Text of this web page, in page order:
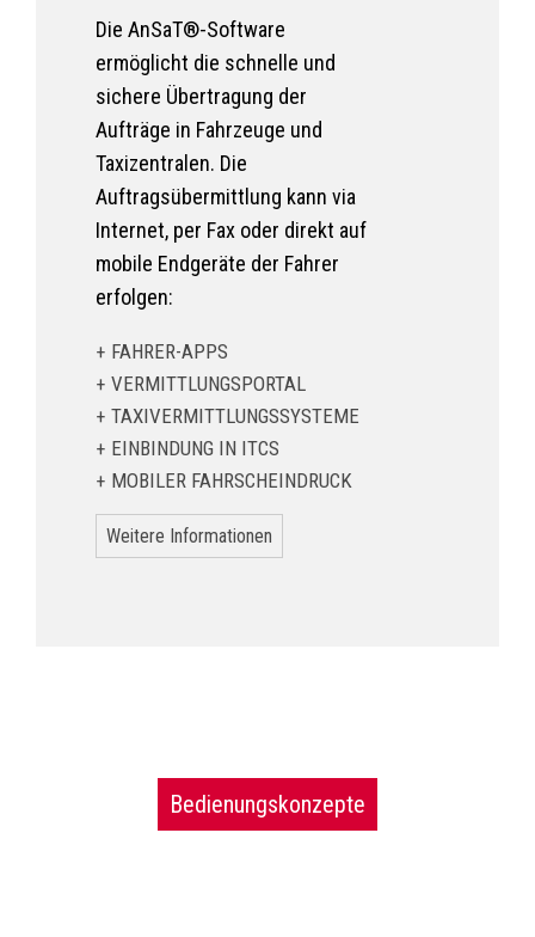
Die AnSaT®-Software
ermöglicht die schnelle und
sichere Übertragung der
Aufträge in Fahrzeuge und
Taxizentralen. Die
Auftragsübermittlung kann via
Internet, per Fax oder direkt auf
mobile Endgeräte der Fahrer
erfolgen:
FAHRER-APPS
VERMITTLUNGSPORTAL
TAXIVERMITTLUNGSSYSTEME
EINBINDUNG IN ITCS
MOBILER FAHRSCHEINDRUCK
Weitere Informationen
Bedienungskonzepte